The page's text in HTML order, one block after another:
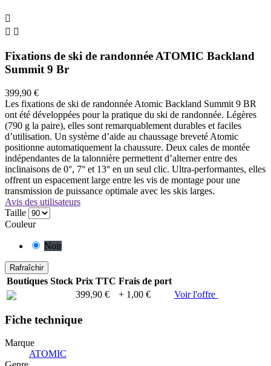

 
Fixations de ski de randonnée ATOMIC Backland
Summit 9 Br
399,90 €
Les fixations de ski de randonnée Atomic Backland Summit 9 BR
ont été développées pour la pratique du ski de randonnée. Légères
(790 g la paire), elles sont remarquablement durables et faciles
d’utilisation. Un système d’aide au chaussage breveté Atomic
positionne automatiquement la chaussure. Deux cales de montée
indépendantes de la talonnière permettent d’alterner entre des
inclinaisons de 0°, 7° et 13° en un seul clic. Ultra-performantes, elles
offrent un espacement large entre les vis de montage pour une
transmission de puissance optimale avec les skis larges.
Avis des utilisateurs
Taille
Couleur
Noir
Boutiques Stock Prix TTC Frais de port
399,90 €
+ 1,00 € Voir l'offre
Fiche technique
Marque
ATOMIC